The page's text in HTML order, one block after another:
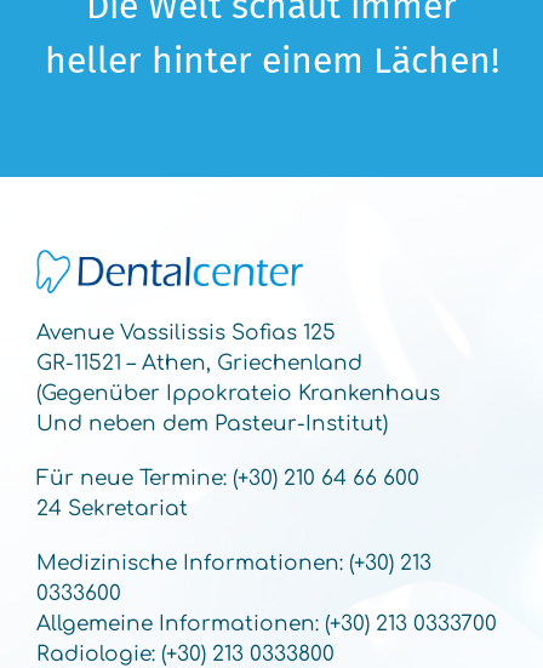
heller hinter einem Lächen!
Avenue Vassilissis Sofias 125
GR-11521 – Athen, Griechenland
(Gegenüber Ippokrateio Krankenhaus
Und neben dem Pasteur-Institut)
Für neue Termine: (+30) 210 64 66 600
24 Sekretariat
Medizinische Informationen: (+30) 213
0333600
Allgemeine Informationen: (+30) 213 0333700
Radiologie: (+30) 213 0333800